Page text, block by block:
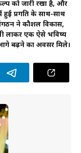
को जारी रखा है, और
हुई प्रगति के साथ-साथ
ने कौशल विकास,
लाकर एक ऐसे भविष्य
आगे बढ़ने का अवसर मिले।